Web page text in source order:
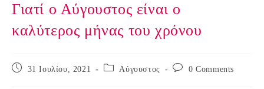
Γιατί ο Αύγουστος είναι ο
καλύτερος μήνας του χρόνου
Post
31 Ιουλίου, 2021
Post Αύγουστος
Post 0 Comments